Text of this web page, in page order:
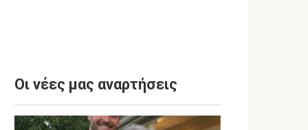
Οι νέες μας αναρτήσεις